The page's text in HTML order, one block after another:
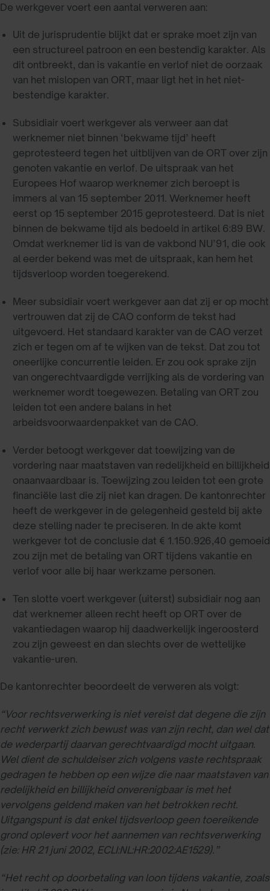
De werkgever voert een aantal verweren aan:
Uit de jurisprudentie blijkt dat er sprake moet zijn van
een structureel patroon en een bestendig karakter. Als
dit ontbreekt, dan is vakantie en verlof niet de oorzaak
van het mislopen van ORT, maar ligt het in het niet-
bestendige karakter.
Subsidiair voert werkgever als verweer aan dat
werknemer niet binnen ‘bekwame tijd’ heeft
geprotesteerd tegen het uitblijven van de ORT over zijn
genoten vakantie en verlof. De uitspraak van het
Europees Hof waarop werknemer zich beroept is
immers al van 15 september 2011. Werknemer heeft
eerst op 15 september 2015 geprotesteerd. Dat is niet
binnen de bekwame tijd als bedoeld in artikel 6:89 BW.
Omdat werknemer lid is van de vakbond NU’91, die ook
al eerder bekend was met de uitspraak, kan hem het
tijdsverloop worden toegerekend.
Meer subsidiair voert werkgever aan dat zij er op mocht
vertrouwen dat zij de CAO conform de tekst had
uitgevoerd. Het standaard karakter van de CAO verzet
zich er tegen om af te wijken van de tekst. Dat zou tot
oneerlijke concurrentie leiden. Er zou ook sprake zijn
van ongerechtvaardigde verrijking als de vordering van
werknemer wordt toegewezen. Betaling van ORT zou
leiden tot een andere balans in het
arbeidsvoorwaardenpakket van de CAO.
Verder betoogt werkgever dat toewijzing van de
vordering naar maatstaven van redelijkheid en billijkheid
onaanvaardbaar is. Toewijzing zou leiden tot een grote
financiële last die zij niet kan dragen. De kantonrechter
heeft de werkgever in de gelegenheid gesteld bij akte
deze stelling nader te preciseren. In de akte komt
werkgever tot de conclusie dat € 1.150.926,40 gemoeid
zou zijn met de betaling van ORT tijdens vakantie en
verlof voor alle bij haar werkzame personen.
Ten slotte voert werkgever (uiterst) subsidiair nog aan
dat werknemer alleen recht heeft op ORT over de
vakantiedagen waarop hij daadwerkelijk ingeroosterd
zou zijn geweest en dan slechts over de wettelijke
vakantie-uren.
De kantonrechter beoordeelt de verweren als volgt:
“Voor rechtsverwerking is niet vereist dat degene die zijn
recht verwerkt zich bewust was van zijn recht, dan wel dat
de wederpartij daarvan gerechtvaardigd mocht uitgaan.
Wel dient de schuldeiser zich volgens vaste rechtspraak
gedragen te hebben op een wijze die naar maatstaven van
redelijkheid en billijkheid onverenigbaar is met het
vervolgens geldend maken van het betrokken recht.
Uitgangspunt is dat enkel tijdsverloop geen toereikende
grond oplevert voor het aannemen van rechtsverwerking
(zie: HR 21 juni 2002, ECLI:NL:HR:2002:AE1529).”
“Het recht op doorbetaling van loon tijdens vakantie, zoals